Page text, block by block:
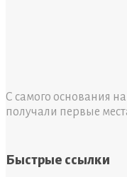
С самого основания
получали первые
Быстрые ссылки